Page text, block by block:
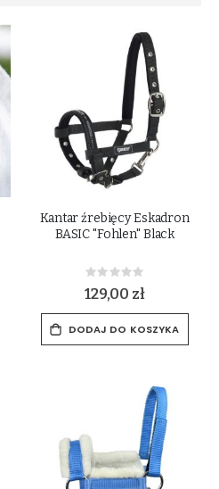
Kantar źrebięcy Eskadron
BASIC "Fohlen" Black
Rating:
0%
129,00 zł
DODAJ DO KOSZYKA